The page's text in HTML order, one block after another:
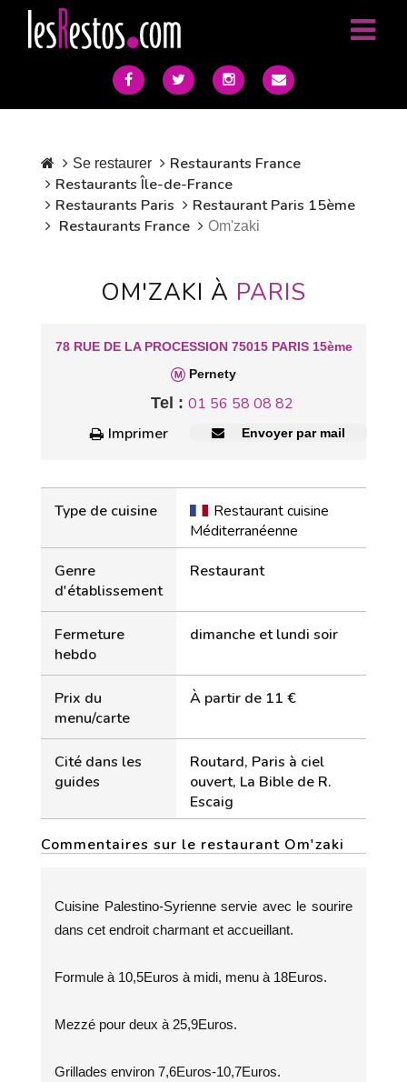
Se restaurer
Restaurants France
Restaurants Île-de-France
Restaurants Paris
Restaurant Paris 15ème
Restaurants France
Om'zaki
OM'ZAKI À PARIS
78 RUE DE LA PROCESSION 75015 PARIS 15ème
Pernety
Tel : 01 56 58 08 82
Imprimer
Envoyer par mail
Type de cuisine
Restaurant cuisine
Méditerranéenne
Genre
d'établissement
Restaurant
Fermeture
hebdo
dimanche et lundi soir
Prix du
menu/carte
À partir de 11 €
Cité dans les
guides
Routard, Paris à ciel
ouvert, La Bible de R.
Escaig
Commentaires sur le restaurant Om'zaki
Cuisine Palestino-Syrienne servie avec le sourire
dans cet endroit charmant et accueillant.
Formule à 10,5Euros à midi, menu à 18Euros.
Mezzé pour deux à 25,9Euros.
Grillades environ 7,6Euros-10,7Euros.